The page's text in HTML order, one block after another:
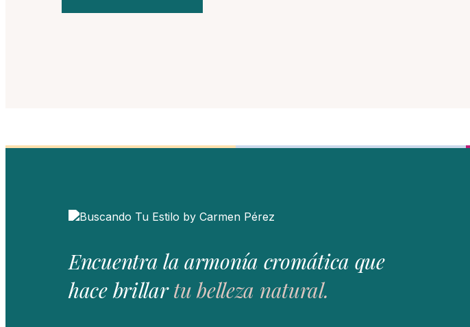
Encuentra la armonía cromática que
hace brillartu belleza natural.